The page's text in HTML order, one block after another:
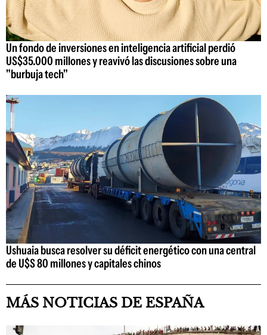
Un fondo de inversiones en inteligencia artificial perdió
US$35.000 millones y reavivó las discusiones sobre una
"burbuja tech"
Ushuaia busca resolver su déficit energético con una central
de U$S 80 millones y capitales chinos
MÁS NOTICIAS DE ESPAÑA